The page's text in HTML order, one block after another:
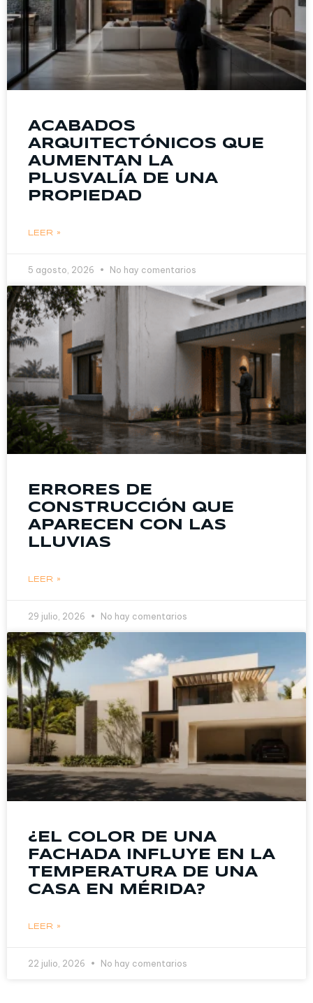
ACABADOS
ARQUITECTÓNICOS QUE
AUMENTAN LA
PLUSVALÍA DE UNA
PROPIEDAD
LEER »
5 agosto, 2026 No hay comentarios
ERRORES DE
CONSTRUCCIÓN QUE
APARECEN CON LAS
LLUVIAS
LEER »
29 julio, 2026 No hay comentarios
¿EL COLOR DE UNA
FACHADA INFLUYE EN LA
TEMPERATURA DE UNA
CASA EN MÉRIDA?
LEER »
22 julio, 2026 No hay comentarios